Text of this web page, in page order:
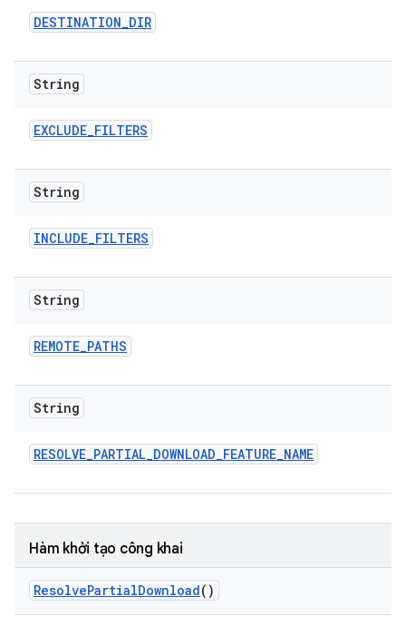
DESTINATION_DIR
String
EXCLUDE_FILTERS
String
INCLUDE_FILTERS
String
REMOTE_PATHS
String
RESOLVE_PARTIAL_DOWNLOAD_FEATURE_NAME
Hàm khởi tạo công khai
ResolvePartialDownload()